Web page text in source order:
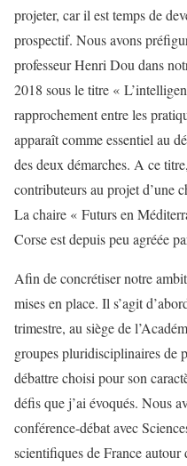
projeter, car il est temps de
prospectif. Nous avons
professeur Henri Dou dans
2018 sous le titre «
rapprochement entre les
apparaît comme essentiel au
des deux démarches. A ce
contributeurs au projet d’une
La chaire « Futurs en
Corse est depuis peu agréée
Afin de concrétiser notre
mises en place. Il s’agit
trimestre, au siège de
groupes pluridisciplinaires de
débattre choisi pour son
défis que j’ai évoqués. Nous
conférence-débat avec
scientifiques de France